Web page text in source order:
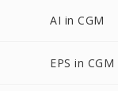
AI in CGM
EPS in CGM